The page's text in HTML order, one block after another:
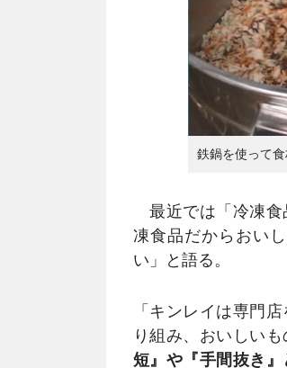
鉄鍋を使って
最近では「冷凍食
凍食品だからおい
い」と語る。
「キンレイは専門
り組み、おいしい
短』や『手間抜き